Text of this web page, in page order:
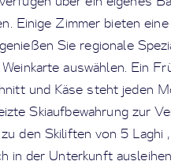
Einige Zimmer bieten
Sie regionale
auswählen. Ein
und Käse steht jeden
Skiaufbewahrung zur
den Skiliften von 5 Laghi
in der Unterkunft